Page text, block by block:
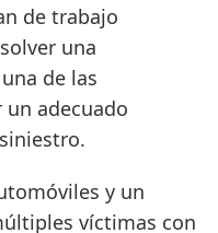
de trabajo
una
de las
adecuado
y un
víctimas con